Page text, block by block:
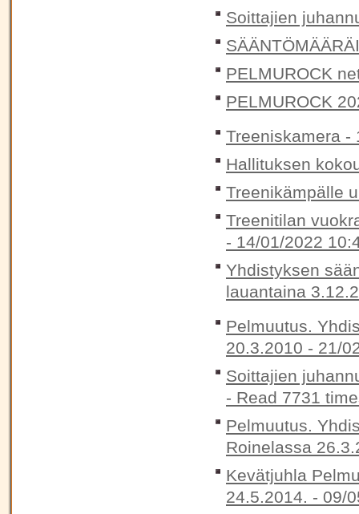
Soittajien
PELMUROCK
PELMUROCK
Treeniskamera -
Hallituksen
Treenikämpälle
Treenitilan
- 14/01/2022
Yhdistyksen
lauantaina
Pelmuutus.
20.3.2010 - 21/
Soittajien
- Read 7731
Pelmuutus.
Roinelassa
Kevätjuhla
24.5.2014. - 09/